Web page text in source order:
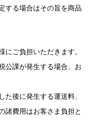
する場合はその旨を商品
にご負担いただきます。
公課が発生する場合、お
た後に発生する運送料、
諸費用はお客さま負担と